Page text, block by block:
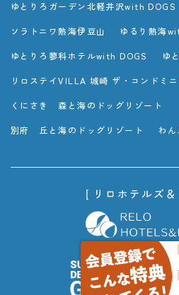
ゆとりろガーデン北軽井沢with DOGS
ソラトニワ熱海伊豆山 ゆるり熱海
ゆとりろ蓼科ホテルwith DOGS ゆ
リロステイVILLA 城崎 ザ・コンドミ
くにさき 森と海のドッグリゾート
別府 丘と海のドッグリゾート わん